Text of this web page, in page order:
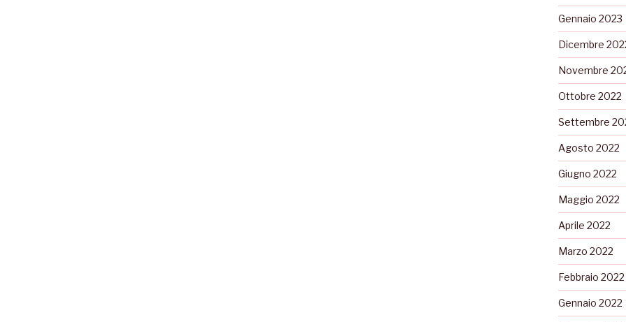
Gennaio 2023
Dicembre
Novembre
Ottobre 2022
Settembre
Agosto 2022
Giugno 2022
Maggio 2022
Aprile 2022
Marzo 2022
Febbraio 2022
Gennaio 2022